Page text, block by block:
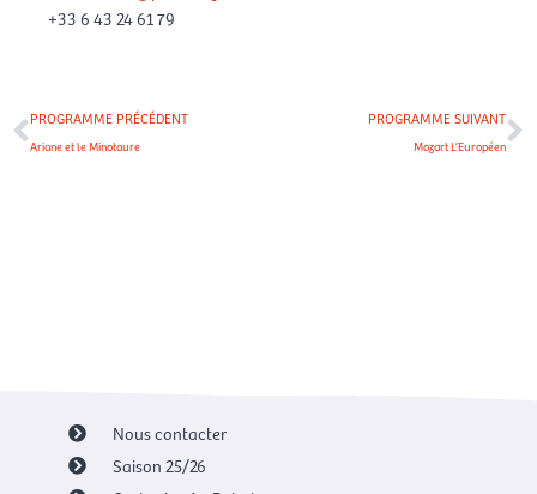
+33 6 43 24 61 79
Précédent
PROGRAMME PRÉCÉDENT
Ariane et le Minotaure
PROGRAMME SUIVANT
Mozart L’Européen
Nous contacter
Saison 25/26